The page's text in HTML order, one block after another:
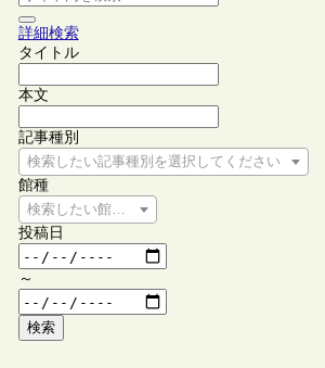
詳細検索
タイトル
本文
記事種別
検索したい記事種別を選択してください
館種
検索したい館種を選択してください
投稿日
～
検索